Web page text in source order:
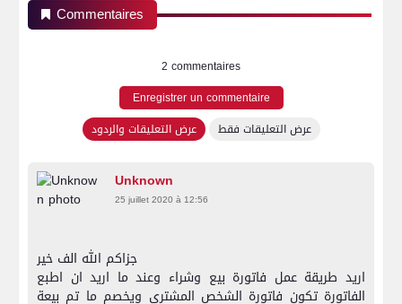
Commentaires
2 commentaires
Enregistrer un commentaire
عرض التعليقات فقط
عرض التعليقات والردود
Unknown
25 juillet 2020 à 12:56
جزاكم الله الف خير
اريد طريقة عمل فاتورة بيع وشراء وعند ما اريد ان اطبع
الفاتورة تكون فاتورة الشخص المشتري ويخصم ما تم بيعة